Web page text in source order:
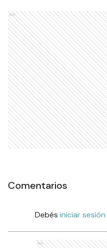
Ads
Comentarios
Debés iniciar sesión
Ads